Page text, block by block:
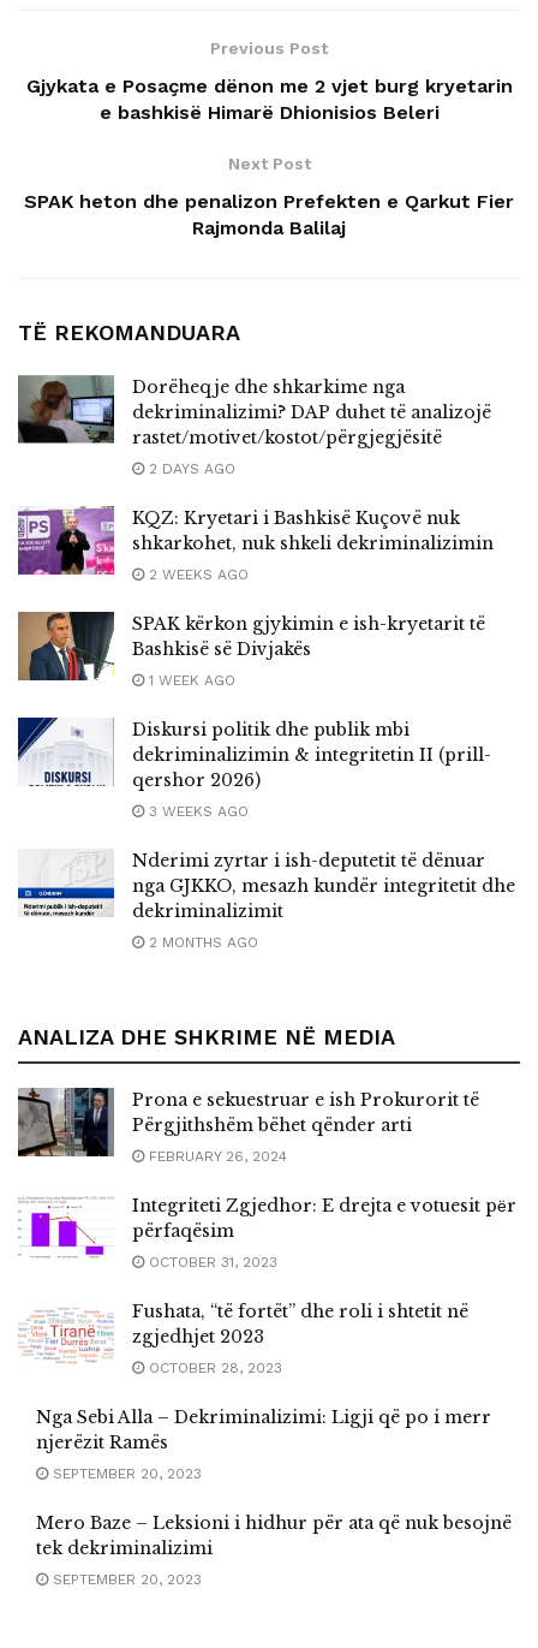
Previous Post
Gjykata e Posaçme dënon me 2 vjet burg kryetarin
e bashkisë Himarë Dhionisios Beleri
Next Post
SPAK heton dhe penalizon Prefekten e Qarkut Fier
Rajmonda Balilaj
TË REKOMANDUARA
Dorëheqje dhe shkarkime nga
dekriminalizimi? DAP duhet të analizojë
rastet/motivet/kostot/përgjegjësitë
2 DAYS AGO
KQZ: Kryetari i Bashkisë Kuçovë nuk
shkarkohet, nuk shkeli dekriminalizimin
2 WEEKS AGO
SPAK kërkon gjykimin e ish-kryetarit të
Bashkisë së Divjakës
1 WEEK AGO
Diskursi politik dhe publik mbi
dekriminalizimin & integritetin II (prill-
qershor 2026)
3 WEEKS AGO
Nderimi zyrtar i ish-deputetit të dënuar
nga GJKKO, mesazh kundër integritetit dhe
dekriminalizimit
2 MONTHS AGO
ANALIZA DHE SHKRIME NË MEDIA
Prona e sekuestruar e ish Prokurorit të
Përgjithshëm bëhet qënder arti
FEBRUARY 26, 2024
Integriteti Zgjedhor: E drejta e votuesit pёr
përfaqësim
OCTOBER 31, 2023
Fushata, “të fortët” dhe roli i shtetit në
zgjedhjet 2023
OCTOBER 28, 2023
Nga Sebi Alla – Dekriminalizimi: Ligji që po i merr
njerëzit Ramës
SEPTEMBER 20, 2023
Mero Baze – Leksioni i hidhur për ata që nuk besojnë
tek dekriminalizimi
SEPTEMBER 20, 2023